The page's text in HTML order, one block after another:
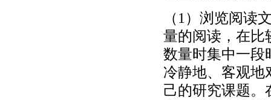
（1）浏览阅读
量的阅读，在比
数量时集中一段
冷静地、客观地
己的研究课题。